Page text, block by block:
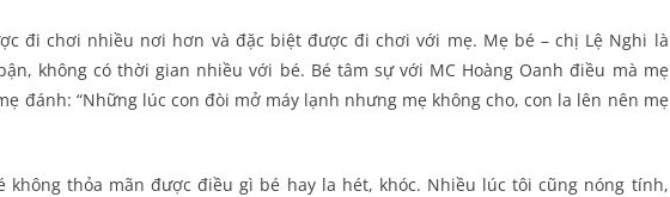
đi chơi nhiều nơi hơn và đặc biệt được đi chơi với mẹ. Mẹ bé – chị Lệ Nghi là
không có thời gian nhiều với bé. Bé tâm sự với MC Hoàng Oanh điều mà mẹ
đánh: “Những lúc con đòi mở máy lạnh nhưng mẹ không cho, con la lên nên mẹ
không thỏa mãn được điều gì bé hay la hét, khóc. Nhiều lúc tôi cũng nóng tính,